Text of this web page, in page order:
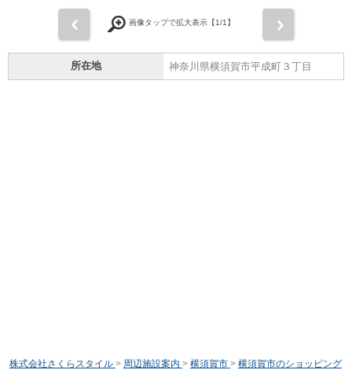
画像タップで拡大表示【1/1】
所在地 神奈川県横須賀市平成町３丁目
株式会社さくらスタイル > 周辺施設案内 > 横須賀市 > 横須賀市のショッピング